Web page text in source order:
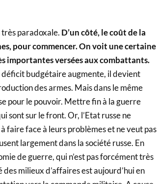
très paradoxale. D’un côté, le coût de la
pour commencer. On voit une certaine
importantes versées aux combattants.
déficit budgétaire augmente, il devient
des armes. Mais dans le même
pour le pouvoir. Mettre fin à la guerre
sont sur le front. Or, l’Etat russe ne
faire face à leurs problèmes et ne veut pas
largement dans la société russe. En
de guerre, qui n’est pas forcément très
milieux d’affaires est aujourd’hui en